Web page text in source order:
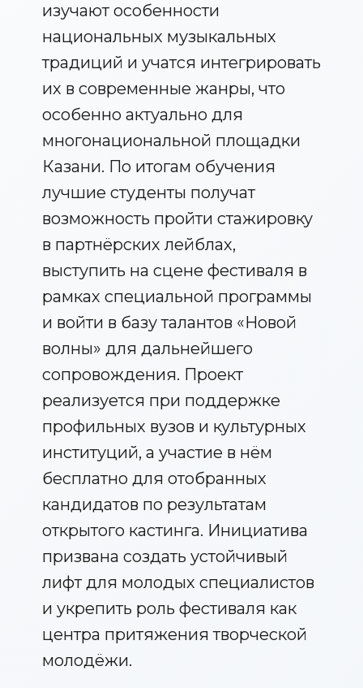
изучают особенности
национальных музыкальных
традиций и учатся интегрировать
их в современные жанры, что
особенно актуально для
многонациональной площадки
Казани. По итогам обучения
лучшие студенты получат
возможность пройти стажировку
в партнёрских лейблах,
выступить на сцене фестиваля в
рамках специальной программы
и войти в базу талантов «Новой
волны» для дальнейшего
сопровождения. Проект
реализуется при поддержке
профильных вузов и культурных
институций, а участие в нём
бесплатно для отобранных
кандидатов по результатам
открытого кастинга. Инициатива
призвана создать устойчивый
лифт для молодых специалистов
и укрепить роль фестиваля как
центра притяжения творческой
молодёжи.